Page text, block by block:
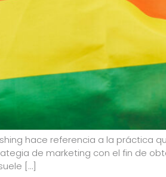
hace referencia a la práctica
de marketing con el fin de
[…]